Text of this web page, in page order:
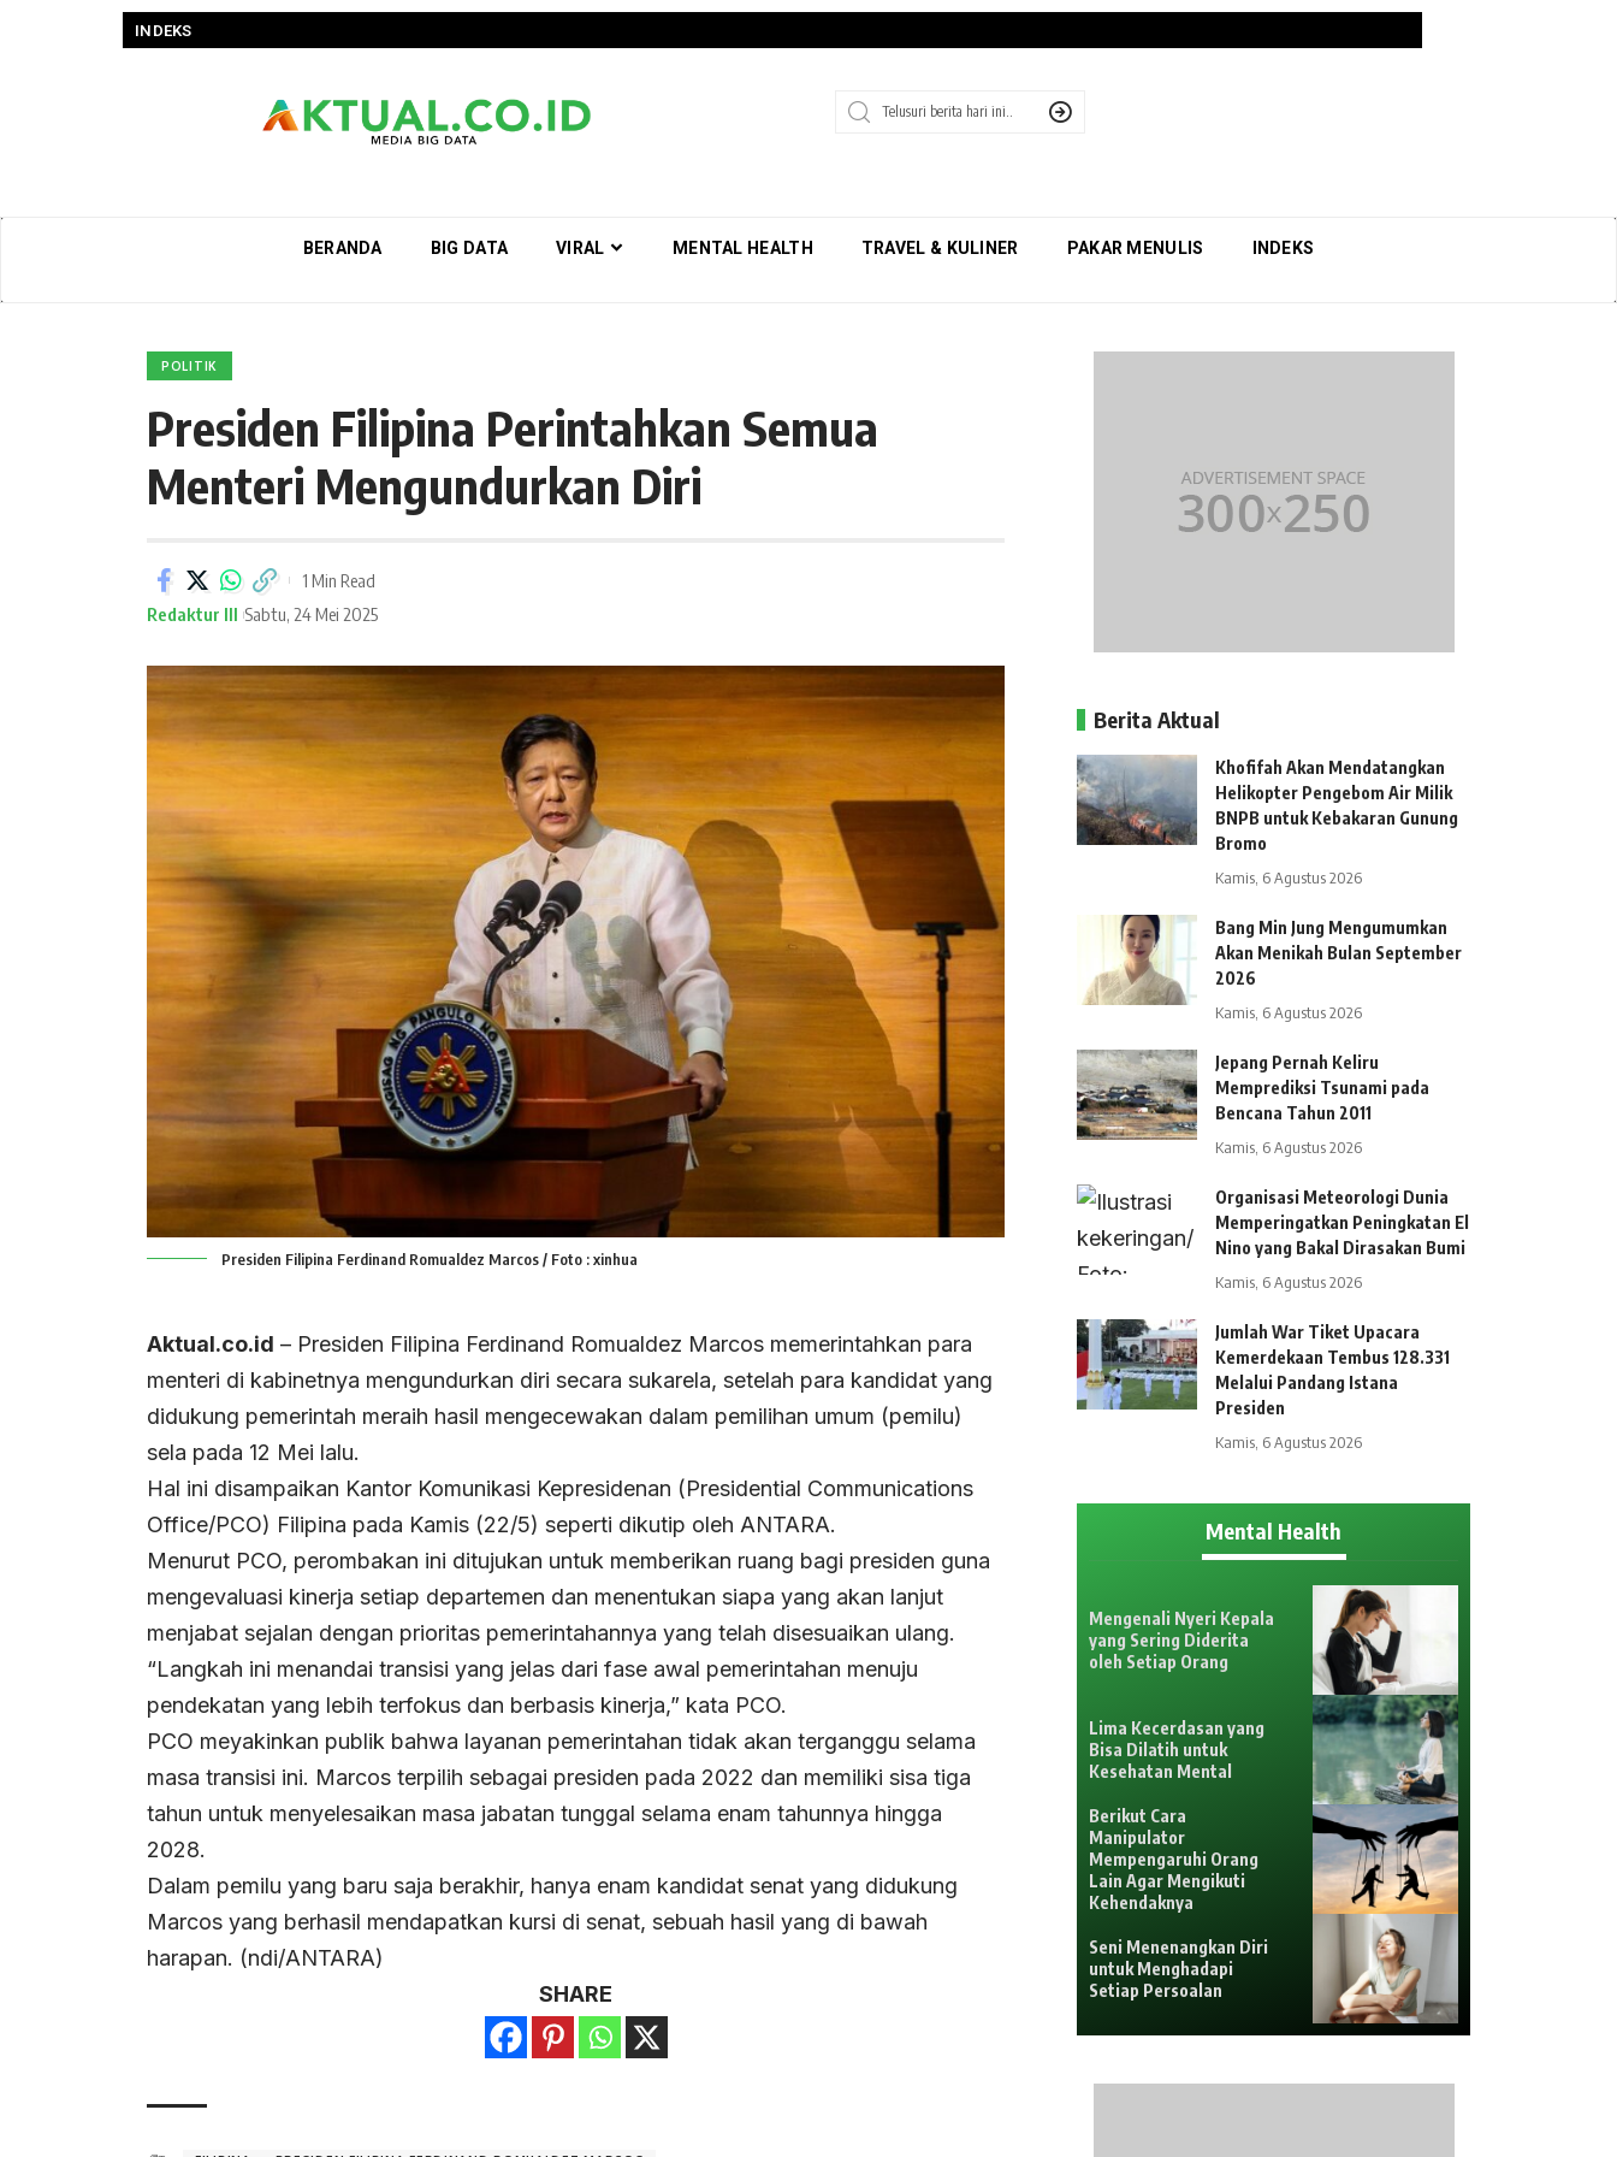
INDEKS
BERANDA BIG DATA VIRAL MENTAL HEALTH TRAVEL & KULINER PAKAR MENULIS INDEKS
POLITIK
Presiden Filipina Perintahkan Semua
Menteri Mengundurkan Diri
Redaktur III Sabtu, 24 Mei 2025
1 Min Read
Presiden Filipina Ferdinand Romualdez Marcos / Foto : xinhua
Aktual.co.id – Presiden Filipina Ferdinand Romualdez Marcos memerintahkan para
menteri di kabinetnya mengundurkan diri secara sukarela, setelah para kandidat yang
didukung pemerintah meraih hasil mengecewakan dalam pemilihan umum (pemilu)
sela pada 12 Mei lalu.
Hal ini disampaikan Kantor Komunikasi Kepresidenan (Presidential Communications
Office/PCO) Filipina pada Kamis (22/5) seperti dikutip oleh ANTARA.
Menurut PCO, perombakan ini ditujukan untuk memberikan ruang bagi presiden guna
mengevaluasi kinerja setiap departemen dan menentukan siapa yang akan lanjut
menjabat sejalan dengan prioritas pemerintahannya yang telah disesuaikan ulang.
“Langkah ini menandai transisi yang jelas dari fase awal pemerintahan menuju
pendekatan yang lebih terfokus dan berbasis kinerja,” kata PCO.
PCO meyakinkan publik bahwa layanan pemerintahan tidak akan terganggu selama
masa transisi ini. Marcos terpilih sebagai presiden pada 2022 dan memiliki sisa tiga
tahun untuk menyelesaikan masa jabatan tunggal selama enam tahunnya hingga
2028.
Dalam pemilu yang baru saja berakhir, hanya enam kandidat senat yang didukung
Marcos yang berhasil mendapatkan kursi di senat, sebuah hasil yang di bawah
harapan. (ndi/ANTARA)
SHARE
Berita Aktual
Khofifah Akan Mendatangkan
Helikopter Pengebom Air Milik
BNPB untuk Kebakaran Gunung
Bromo
Kamis, 6 Agustus 2026
Bang Min Jung Mengumumkan
Akan Menikah Bulan September
2026
Kamis, 6 Agustus 2026
Jepang Pernah Keliru
Memprediksi Tsunami pada
Bencana Tahun 2011
Kamis, 6 Agustus 2026
Organisasi Meteorologi Dunia
Memperingatkan Peningkatan El
Nino yang Bakal Dirasakan Bumi
Kamis, 6 Agustus 2026
Jumlah War Tiket Upacara
Kemerdekaan Tembus 128.331
Melalui Pandang Istana
Presiden
Kamis, 6 Agustus 2026
Mental Health
Mengenali Nyeri Kepala
yang Sering Diderita
oleh Setiap Orang
Lima Kecerdasan yang
Bisa Dilatih untuk
Kesehatan Mental
Berikut Cara
Manipulator
Mempengaruhi Orang
Lain Agar Mengikuti
Kehendaknya
Seni Menenangkan Diri
untuk Menghadapi
Setiap Persoalan